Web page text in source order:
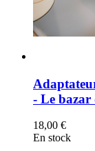
- Le bazar
18,00 €
En stock